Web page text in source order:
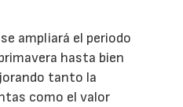
ampliará el periodo
hasta bien
tanto la
como el valor